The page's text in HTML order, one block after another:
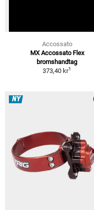
Accossato
MX Accossato Flex
bromshandtag
373,40 kr1
NY